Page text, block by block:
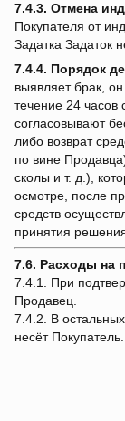
7.4.3. Отмена
Покупателя от
Задатка Задаток
7.4.4. Порядок
выявляет брак,
течение 24
согласовывают
либо возврат
по вине
сколы и т. д.),
осмотре, после
средств
принятия
7.6. Расходы на
7.4.1. При
Продавец.
7.4.2. В
несёт Покупатель.